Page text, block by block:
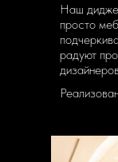
Наш
просто
радуют